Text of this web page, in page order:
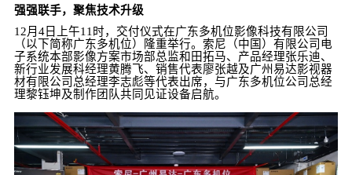
强强联手，聚焦技术升级​
12月4日上午11时，交付仪式在广东多机位影像科技有限公司
（以下简称广东多机位）隆重举行。索尼（中国）有限公司电
子系统本部影像方案市场部总监和田拓马、产品经理张乐迪、
新行业发展科经理黄腾飞、销售代表廖张越及广州易达影视器
材有限公司总经理李志彪等代表出席，与广东多机位公司总经
理黎钰坤及制作团队共同见证设备启航。